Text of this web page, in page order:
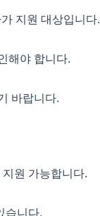
지원 대상입니다.
해야 합니다.
바랍니다.
원 가능합니다.
습니다.